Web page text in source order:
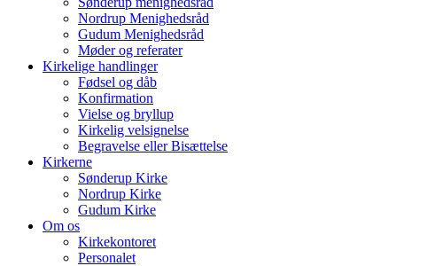
Nordrup Menighedsråd
Gudum Menighedsråd
Møder og referater
Kirkelige handlinger
Fødsel og dåb
Konfirmation
Vielse og bryllup
Kirkelig velsignelse
Begravelse eller Bisættelse
Kirkerne
Sønderup Kirke
Nordrup Kirke
Gudum Kirke
Om os
Kirkekontoret
Personalet